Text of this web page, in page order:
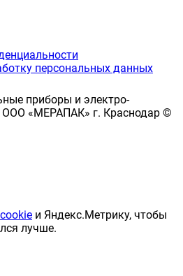
персональных данных
приборы и электро-
ООО «МЕРАПАК» г. Краснодар ©
cookie и Яндекс.Метрику, чтобы
лучше.